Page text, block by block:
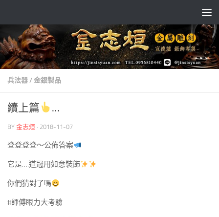
兵法器/金銀製品
續上篇 …
BY 金志烜 · 2018-11-07
登登登登～公佈答案
它是….道冠用如意裝飾
你們猜對了嗎
#師傅眼力大考驗